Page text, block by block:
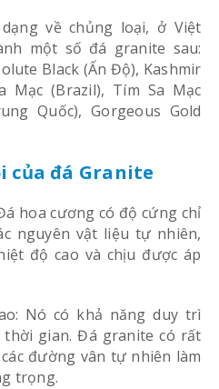
về chủng loại, ở Việt
một số đá granite sau:
Black (Ấn Độ), Kashmir
Mạc (Brazil), Tím Sa Mạc
Quốc), Gorgeous Gold
của đá Granite
hoa cương có độ cứng chỉ
nguyên vật liệu tự nhiên,
độ cao và chịu được áp
Nó có khả năng duy trì
gian. Đá granite có rất
đường vân tự nhiên làm
trọng.